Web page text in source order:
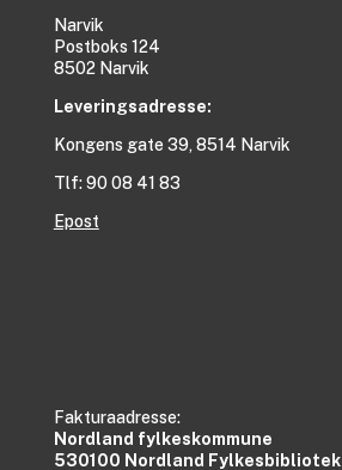
Narvik
Postboks 124
8502 Narvik
Leveringsadresse:
Kongens gate 39, 8514 Narvik
Tlf: 90 08 41 83
Epost
Fakturaadresse:
Nordland fylkeskommune
530100 Nordland Fylkesbibliotek